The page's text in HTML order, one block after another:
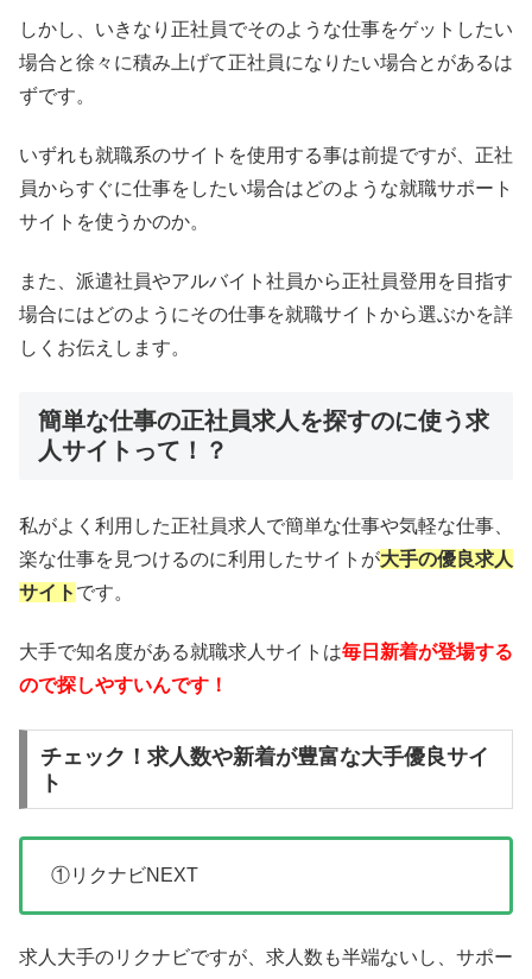
しかし、いきなり正社員でそのような仕事をゲットしたい
場合と徐々に積み上げて正社員になりたい場合とがあるは
ずです。
いずれも就職系のサイトを使用する事は前提ですが、正社
員からすぐに仕事をしたい場合はどのような就職サポート
サイトを使うかのか。
また、派遣社員やアルバイト社員から正社員登用を目指す
場合にはどのようにその仕事を就職サイトから選ぶかを詳
しくお伝えします。
簡単な仕事の正社員求人を探すのに使う求
人サイトって！？
私がよく利用した正社員求人で簡単な仕事や気軽な仕事、
楽な仕事を見つけるのに利用したサイトが大手の優良求人
サイト です。
大手で知名度がある就職求人サイトは毎日新着が登場する
ので探しやすいんです！
チェック！求人数や新着が豊富な大手優良サイ
ト
①リクナビNEXT
求人大手のリクナビですが、求人数も半端ないし、サポー